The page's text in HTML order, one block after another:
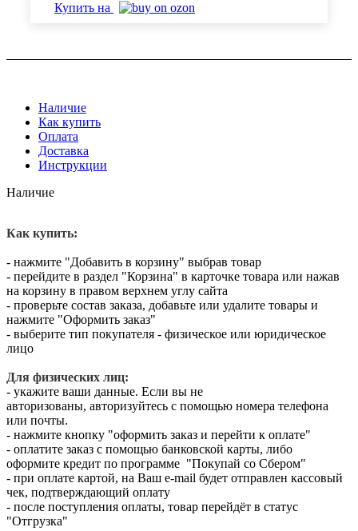
Купить на
Наличие
Как купить
Оплата
Доставка
Инструкции
Наличие
Как купить:
- нажмите "Добавить в корзину" выбрав товар
- перейдите в раздел "Корзина" в карточке товара или нажав
на корзину в правом верхнем углу сайта
- проверьте состав заказа, добавьте или удалите товары и
нажмите "Оформить заказ"
- выберите тип покупателя - физическое или юридическое
лицо
Для физических лиц:
- укажите ваши данные. Если вы не
авторизованы, авторизуйтесь с помощью номера телефона
или почты.
- нажмите кнопку "оформить заказ и перейти к оплате"
- оплатите заказ с помощью банковской карты, либо
оформите кредит по программе "Покупай со Сбером"
- при оплате картой, на Ваш e-mail будет отправлен кассовый
чек, подтверждающий оплату
- после поступления оплаты, товар перейдёт в статус
"Отгрузка"